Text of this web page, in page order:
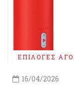
ΕΠΙΛΟΓΕΣ
16/04/2026